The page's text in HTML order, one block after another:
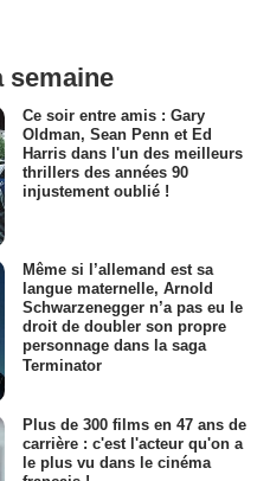
semaine
Ce soir entre amis : Gary
Oldman, Sean Penn et Ed
Harris dans l'un des meilleurs
thrillers des années 90
injustement oublié !
Même si l’allemand est sa
langue maternelle, Arnold
Schwarzenegger n’a pas eu le
droit de doubler son propre
personnage dans la saga
Terminator
Plus de 300 films en 47 ans de
carrière : c'est l'acteur qu'on a
le plus vu dans le cinéma